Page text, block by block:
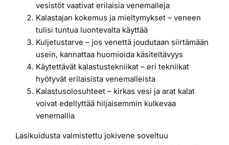
vesistöt vaativat erilaisia venemalleja
Kalastajan kokemus ja mieltymykset – veneen
tulisi tuntua luontevalta käyttää
Kuljetustarve – jos venettä joudutaan siirtämään
usein, kannattaa huomioida käsiteltävyys
Käytettävät kalastustekniikat – eri tekniikat
hyötyvät erilaisista venemalleista
Kalastusolosuhteet – kirkas vesi ja arat kalat
voivat edellyttää hiljaisemmin kulkevaa
venemallia
Lasikuidusta valmistettu jokivene soveltuu